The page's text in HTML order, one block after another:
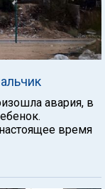
авария, в
время